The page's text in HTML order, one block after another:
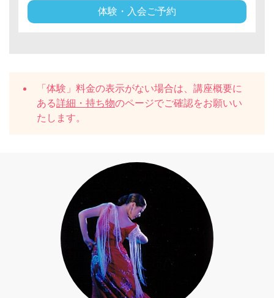
体験・入会ご予約
「体験」料金の表示がない場合は、講座概要に
ある詳細・持ち物のページでご確認をお願いい
たします。